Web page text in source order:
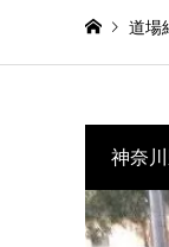
道場
神奈